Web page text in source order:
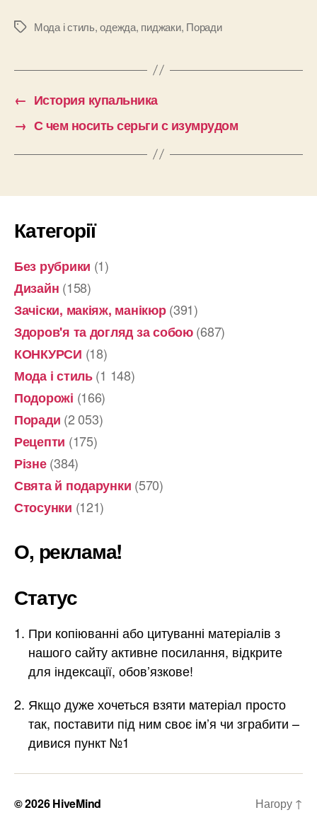
ПозначкиМода і стиль,одежда, пиджаки, Поради
← История купальника
→ С чем носить серьги с изумрудом
Категорії
Без рубрики (1)
Дизайн (158)
Зачіски, макіяж, манікюр(391)
Здоров'я та догляд за собою(687)
КОНКУРСИ (18)
Мода і стиль(1 148)
Подорожі (166)
Поради (2 053)
Рецепти (175)
Різне(384)
Свята й подарунки (570)
Стосунки (121)
О, реклама!
Статус
При копіюванні або цитуванні матеріалів з
нашого сайту активне посилання, відкрите
для індексації, обов’язкове!
Якщо дуже хочеться взяти матеріал просто
так, поставити під ним своє ім’я чи зграбити –
дивися пункт №1
© 2026HiveMind Нагору ↑